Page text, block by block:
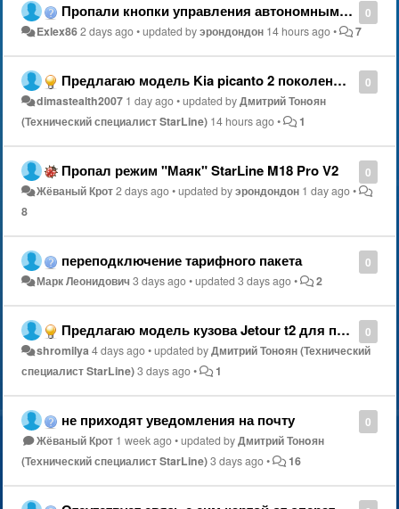
0
Пропали кнопки управления автономным отопителем
Exlex862 days ago•updated byэрондондон 14 hours ago• 7
0
Предлагаю модель Kia picanto 2 поколения для персонализации приложения
dimastealth2007 1 day ago•updated byДмитрий Тонoян
(Технический специалист StarLine) 14 hours ago• 1
0
Пропал режим "Маяк" StarLine M18 Pro V2
Жёваный Крот2 days ago•updated byэрондондон 1 day ago•
8
0
переподключение тарифного пакета
Марк Леонидович 3 days ago•updated3 days ago• 2
0
Предлагаю модель кузова Jetour t2 для персоанлизации
shromilya4 days ago•updated byДмитрий Тонoян (Технический
специалист StarLine)3 days ago• 1
0
не приходят уведомления на почту
Жёваный Крот 1 week ago•updated byДмитрий Тонoян
(Технический специалист StarLine)3 days ago• 16